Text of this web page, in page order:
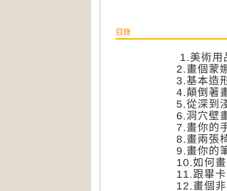
目錄
1.美術用
2.畫個蒙
3.基本造
4.顛倒著
5.從深到
6.洞穴壁
7.畫你的
8.畫兩張
9.畫你的
10.如何
11.跟畢
12.畫個